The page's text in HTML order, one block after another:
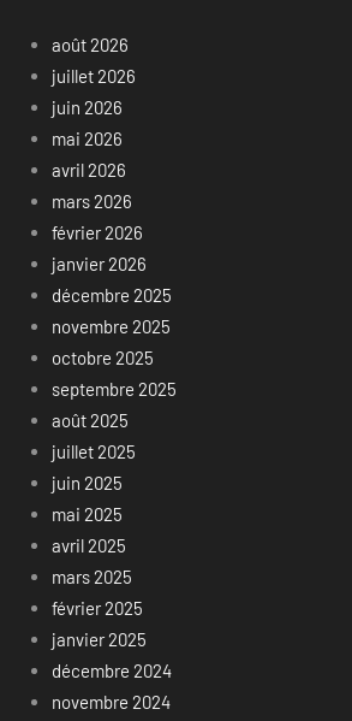
août 2026
juillet 2026
juin 2026
mai 2026
avril 2026
mars 2026
février 2026
janvier 2026
décembre 2025
novembre 2025
octobre 2025
septembre 2025
août 2025
juillet 2025
juin 2025
mai 2025
avril 2025
mars 2025
février 2025
janvier 2025
décembre 2024
novembre 2024